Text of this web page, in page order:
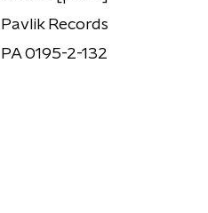
Pavlik Records
PA 0195-2-132